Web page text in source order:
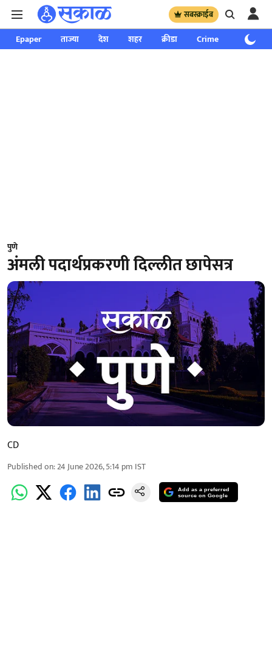
सबस्क्राईब
Epaper ताज्या देश शहर क्रीडा Crime साप्ताहिक
पुणे
अंमली पदार्थप्रकरणी दिल्लीत छापेसत्र
CD
Published on:24 June 2026, 5:14 pm IST
Add as a preferred
source on Google